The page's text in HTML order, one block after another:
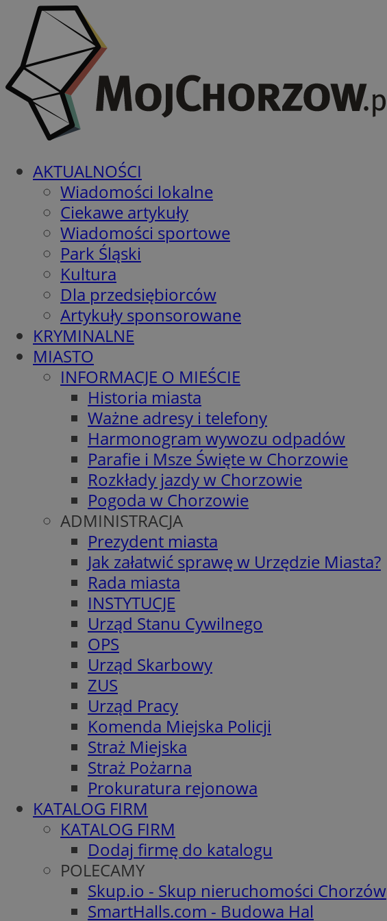
AKTUALNOŚCI
Wiadomości lokalne
Ciekawe artykuły
Wiadomości sportowe
Park Śląski
Kultura
Dla przedsiębiorców
Artykuły sponsorowane
KRYMINALNE
MIASTO
INFORMACJE O MIEŚCIE
Historia miasta
Ważne adresy i telefony
Harmonogram wywozu odpadów
Parafie i Msze Święte w Chorzowie
Rozkłady jazdy w Chorzowie
Pogoda w Chorzowie
ADMINISTRACJA
Prezydent miasta
Jak załatwić sprawę w Urzędzie Miasta?
Rada miasta
INSTYTUCJE
Urząd Stanu Cywilnego
OPS
Urząd Skarbowy
ZUS
Urząd Pracy
Komenda Miejska Policji
Straż Miejska
Straż Pożarna
Prokuratura rejonowa
KATALOG FIRM
KATALOG FIRM
Dodaj firmę do katalogu
POLECAMY
Skup.io - Skup nieruchomości Chorzów
SmartHalls.com - Budowa Hal